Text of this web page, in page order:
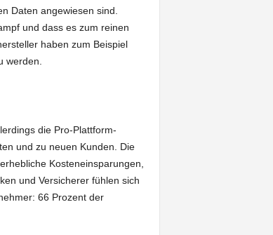
Daten angewiesen sind.
und dass es zum reinen
haben zum Beispiel
werden.
die Pro-Plattform-
und zu neuen Kunden. Die
Kosteneinsparungen,
und Versicherer fühlen sich
66 Prozent der